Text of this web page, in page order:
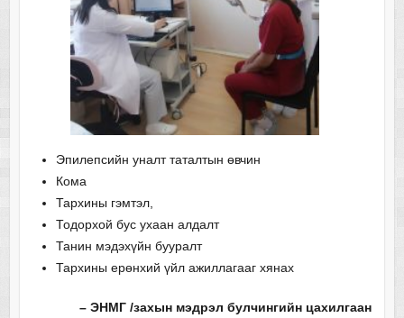
Эпилепсийн уналт таталтын өвчин
Кома
Тархины гэмтэл,
Тодорхой бус ухаан алдалт
Танин мэдэхүйн бууралт
Тархины ерөнхий үйл ажиллагааг хянах
– ЭНМГ /захын мэдрэл булчингийн цахилгаан